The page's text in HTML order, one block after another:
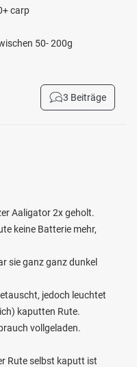
carp
50- 200g
3 Beiträge
Aaligator 2x geholt.
keine Batterie mehr,
sie ganz ganz dunkel
jedoch leuchtet
kaputten Rute.
vollgeladen.
Rute selbst kaputt ist